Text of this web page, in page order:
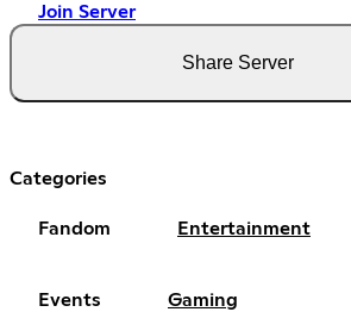
Join Server
Share Server
Categories
Fandom Entertainment
Events Gaming